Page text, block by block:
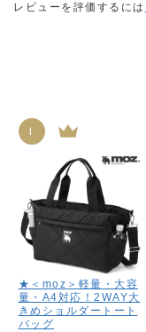
レビューを評価するには
1
★＜moz＞軽量・大容
量・A4対応！2WAY大
きめショルダートート
バッグ